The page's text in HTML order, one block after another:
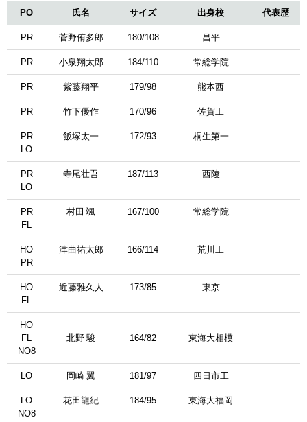
PO 氏名 サイズ 出身校 代表歴
PR 菅野侑多郎 180/108 昌平
PR 小泉翔太郎 184/110 常総学院
PR 紫藤翔平 179/98 熊本西
PR 竹下優作 170/96 佐賀工
PR
LО
飯塚太一 172/93 桐生第一
PR
LО
寺尾壮吾 187/113 西陵
PR
FL
村田 颯 167/100 常総学院
HO
PR
津曲祐太郎 166/114 荒川工
HO
FL
近藤雅久人 173/85 東京
HO
FL
NO8
北野 駿 164/82 東海大相模
LО 岡崎 翼 181/97 四日市工
LО
NO8
花田龍紀 184/95 東海大福岡